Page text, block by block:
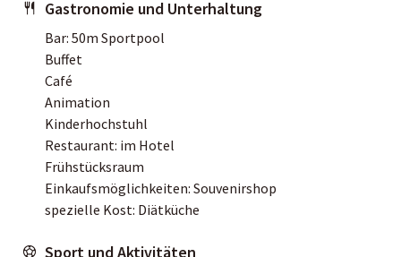
Gastronomie und Unterhaltung
Bar: 50m Sportpool
Buffet
Café
Animation
Kinderhochstuhl
Restaurant: im Hotel
Frühstücksraum
Einkaufsmöglichkeiten: Souvenirshop
spezielle Kost: Diätküche
Sport und Aktivitäten